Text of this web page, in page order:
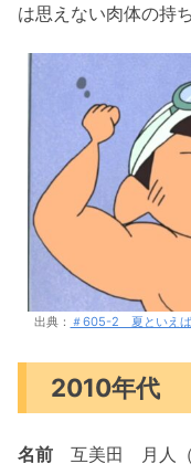
は思えない肉体の持
出典： ＃605-2 夏といえば
2010年代
名前 互美田 月人